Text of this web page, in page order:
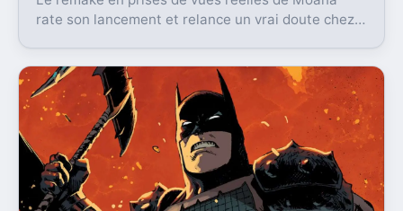
rate son lancement et relance un vrai doute chez